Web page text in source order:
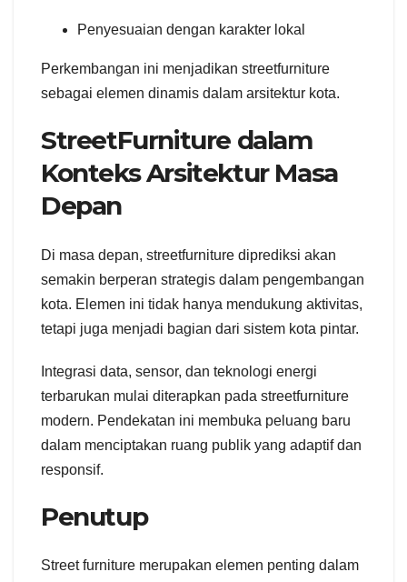
Penyesuaian dengan karakter lokal
Perkembangan ini menjadikan streetfurniture
sebagai elemen dinamis dalam arsitektur kota.
StreetFurniture dalam
Konteks Arsitektur Masa
Depan
Di masa depan, streetfurniture diprediksi akan
semakin berperan strategis dalam pengembangan
kota. Elemen ini tidak hanya mendukung aktivitas,
tetapi juga menjadi bagian dari sistem kota pintar.
Integrasi data, sensor, dan teknologi energi
terbarukan mulai diterapkan pada streetfurniture
modern. Pendekatan ini membuka peluang baru
dalam menciptakan ruang publik yang adaptif dan
responsif.
Penutup
Street furniture merupakan elemen penting dalam